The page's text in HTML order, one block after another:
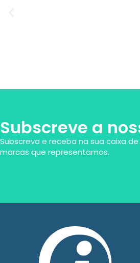
Subscreve a
Subscreva e receba na sua caixa
marcas que representamos.